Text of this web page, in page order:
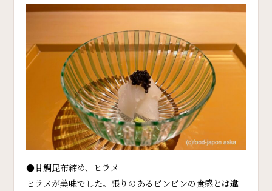
●甘鯛昆布締め、ヒラメ
ヒラメが美味でした。張りのあるピンピンの食感とは違